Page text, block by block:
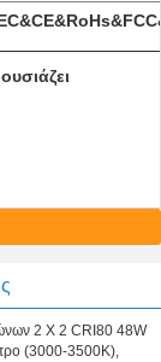
2 X 2 CRI80 48W
(3000-3500K),